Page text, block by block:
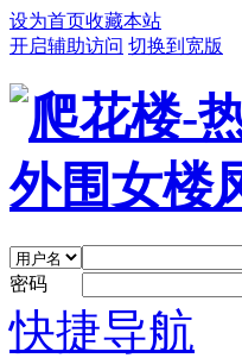
设为首页收藏本站
开启辅助访问 切换到宽版
密码
快捷导航